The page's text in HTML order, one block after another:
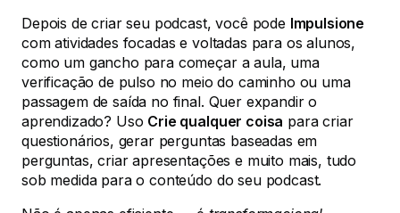
Depois de criar seu podcast, você pode Impulsione
com atividades focadas e voltadas para os alunos,
como um gancho para começar a aula, uma
verificação de pulso no meio do caminho ou uma
passagem de saída no final. Quer expandir o
aprendizado? Uso Crie qualquer coisa para criar
questionários, gerar perguntas baseadas em
perguntas, criar apresentações e muito mais, tudo
sob medida para o conteúdo do seu podcast.